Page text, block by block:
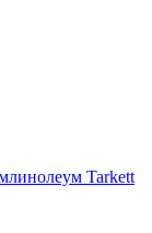
линолеум Tarkett